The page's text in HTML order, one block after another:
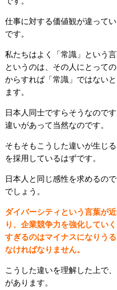
仕事に対する価値観が違って
です。
私たちはよく「常識」という
というのは、その人にとって
からすれば「常識」ではない
ます。
日本人同士ですらそうなので
違いがあって当然なのです。
そもそもこうした違いが生じ
を採用しているはずです。
日本人と同じ感性を求めるの
でしょう。
ダイバーシティという言葉が
り、企業競争力を強化してい
すぎるのはマイナスになりう
なければなりません。
こうした違いを理解した上で
があります。